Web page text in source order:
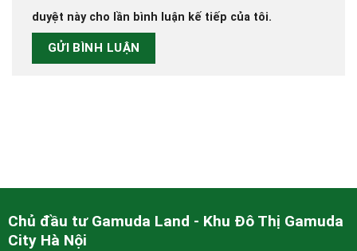
duyệt này cho lần bình luận kế tiếp của tôi.
Chủ đầu tư Gamuda Land - Khu Đô Thị Gamuda
City Hà Nội